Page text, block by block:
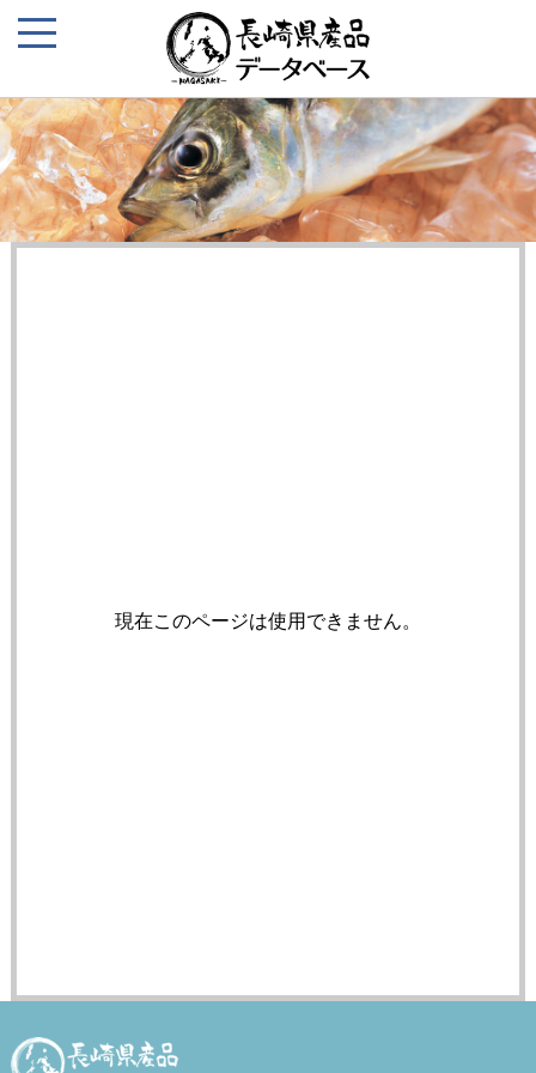
現在このページは使用できません。